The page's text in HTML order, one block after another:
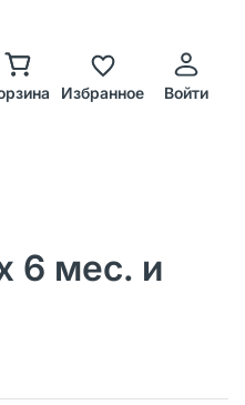
Избранное Войти
6 мес. и